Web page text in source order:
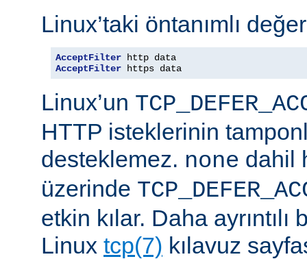
Linux’taki öntanımlı
AcceptFilter
AcceptFilter https data
Linux’un
HTTP isteklerinin
desteklemez. none dahil
üzerinde
etkin kılar. Daha
Linux tcp(7) kılavuz